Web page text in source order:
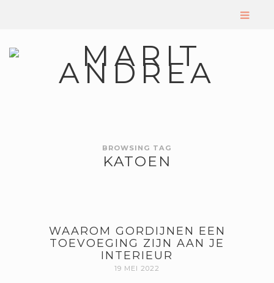
BROWSING TAG
KATOEN
WAAROM GORDIJNEN EEN
TOEVOEGING ZIJN AAN JE
INTERIEUR
19 MEI 2022